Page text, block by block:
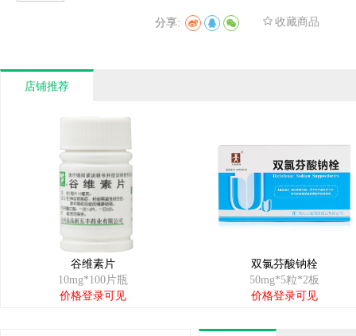
分享: 收藏商品
店铺推荐
谷维素片
10mg*100片瓶
价格登录可见
双氯芬酸钠栓
50mg*5粒*2板
价格登录可见